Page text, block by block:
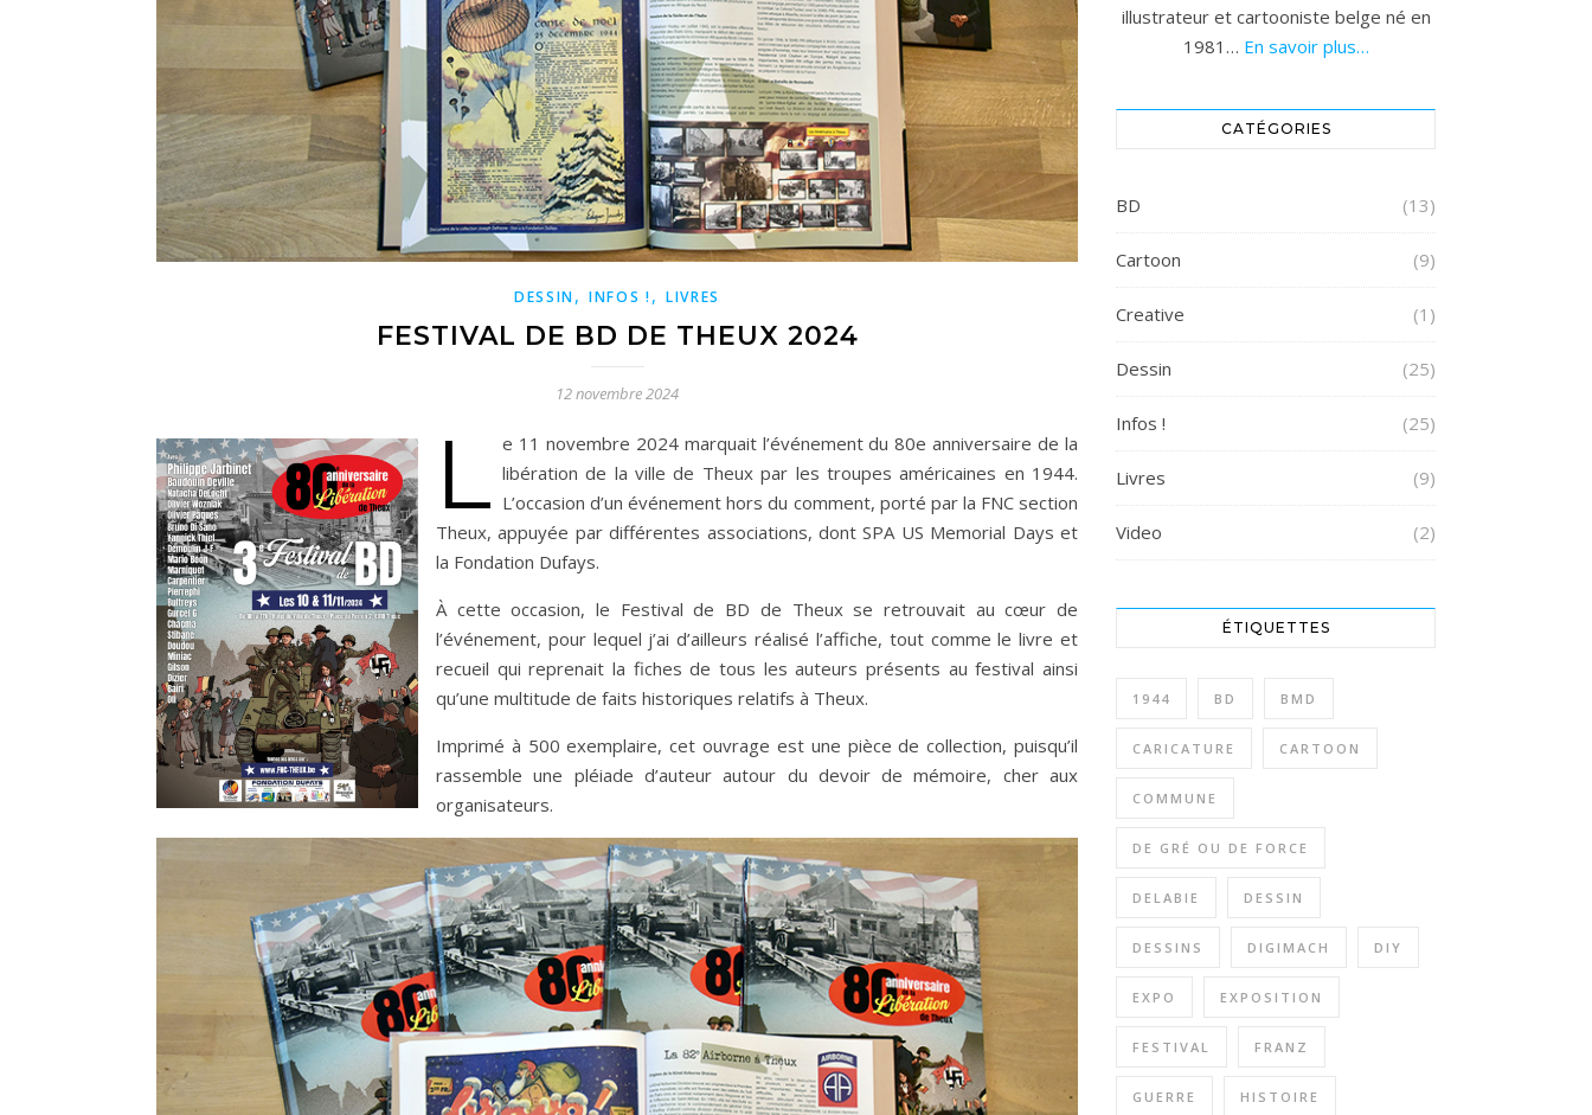
DESSIN,INFOS !, LIVRES
FESTIVAL DE BD DE THEUX 2024
12 novembre 2024
L e 11 novembre 2024 marquait l’événement du 80e anniversaire de la
libération de la ville de Theux par les troupes américaines en 1944.
L’occasion d’un événement hors du comment, porté par la FNC section
Theux, appuyée par différentes associations, dont SPA US Memorial Days et
la Fondation Dufays.
À cette occasion, le Festival de BD de Theux se retrouvait au cœur de
l’événement, pour lequel j’ai d’ailleurs réalisé l’affiche, tout comme le livre et
recueil qui reprenait la fiches de tous les auteurs présents au festival ainsi
qu’une multitude de faits historiques relatifs à Theux.
Imprimé à 500 exemplaire, cet ouvrage est une pièce de collection, puisqu’il
rassemble une pléiade d’auteur autour du devoir de mémoire, cher aux
organisateurs.
illustrateur et cartooniste belge né en
1981… En savoir plus…
CATÉGORIES
BD (13)
Cartoon (9)
Creative (1)
Dessin (25)
Infos ! (25)
Livres (9)
Video (2)
ÉTIQUETTES
1944 BD BMD
CARICATURE CARTOON
COMMUNE
DE GRÉ OU DE FORCE
DELABIE DESSIN
DESSINS DIGIMACH DIY
EXPO EXPOSITION
FESTIVAL FRANZ
GUERRE HISTOIRE